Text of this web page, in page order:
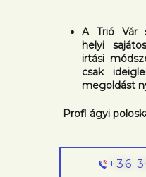
A Trió Vár
helyi
irtási
csak
megoldást
Profi ágyi
+36